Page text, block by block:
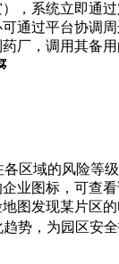
，系统立即通
通过平台协调
厂，调用其备
区域的风险等
业图标，可查
图发现某片区
势，为园区安